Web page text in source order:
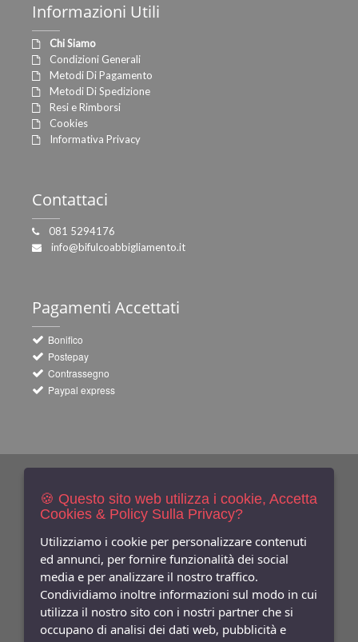
Informazioni Utili
Chi Siamo
Condizioni Generali
Metodi Di Pagamento
Metodi Di Spedizione
Resi e Rimborsi
Cookies
Informativa Privacy
Contattaci
081 5294176
info@bifulcoabbigliamento.it
Pagamenti Accettati
Bonifico
Postepay
Contrassegno
Paypal express
NewslettersIscriviti Gratis
Indica qui la tua email per ricevere sconti e newsletter.
Consenso
Privacy
Facebook
SeguiciSu
🍪 Questo sito web utilizza i cookie, Accetta
Cookies & Policy Sulla Privacy?
Utilizziamo i cookie per personalizzare contenuti
ed annunci, per fornire funzionalità dei social
media e per analizzare il nostro traffico.
Condividiamo inoltre informazioni sul modo in cui
utilizza il nostro sito con i nostri partner che si
occupano di analisi dei dati web, pubblicità e